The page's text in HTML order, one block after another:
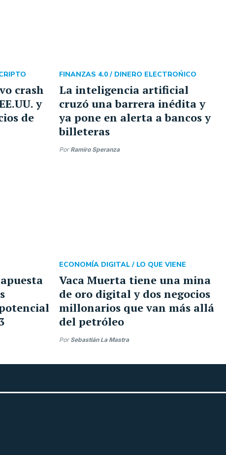
crash
y
de
La inteligencia artificial
cruzó una barrera inédita y
ya pone en alerta a bancos y
billeteras
FINANZAS 4.0 / DINERO ELECTROŃICO
Por Ramiro Speranza
Vaca Muerta tiene una mina
de oro digital y dos negocios
millonarios que van más allá
del petróleo
ECONOMÍA DIGITAL / LO QUE VIENE
Por Sebastián La Mastra